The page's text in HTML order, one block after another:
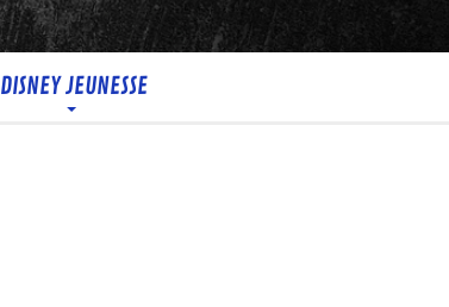
DISNEY JEUNESSE